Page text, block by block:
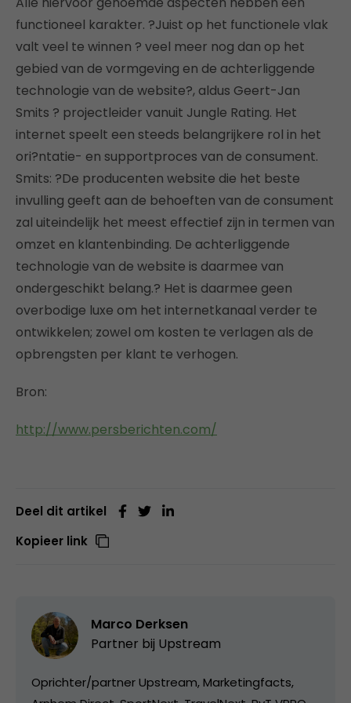
functioneel karakter. ?Juist op het functionele vlak
valt veel te winnen ? veel meer nog dan op het
gebied van de vormgeving en de achterliggende
technologie van de website?, aldus Geert-Jan
Smits ? projectleider vanuit Jungle Rating. Het
internet speelt een steeds belangrijkere rol in het
ori?ntatie- en supportproces van de consument.
Smits: ?De producenten website die het beste
invulling geeft aan de behoeften van de consument
zal uiteindelijk het meest effectief zijn in termen van
omzet en klantenbinding. De achterliggende
technologie van de website is daarmee van
ondergeschikt belang.? Het is daarmee geen
overbodige luxe om het internetkanaal verder te
ontwikkelen; zowel om kosten te verlagen als de
opbrengsten per klant te verhogen.
Bron:
http://www.persberichten.com/
Deel dit artikel
Kopieer link
Marco Derksen
Partner bij Upstream
Oprichter/partner Upstream, Marketingfacts,